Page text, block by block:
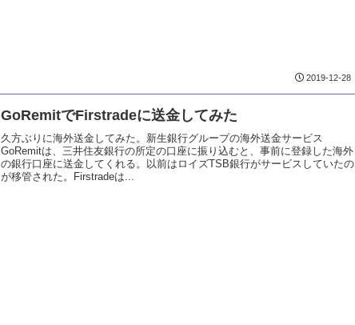
2019-12-28
GoRemitでFirstradeに送金してみた
久方ぶりに海外送金してみた。新生銀行グループの海外送金サービス
GoRemitは、三井住友銀行の所定の口座に振り込むと、事前に登録した海外
の銀行口座に送金してくれる。以前はロイズTSB銀行がサービスしていたの
が移管された。Firstradeは...